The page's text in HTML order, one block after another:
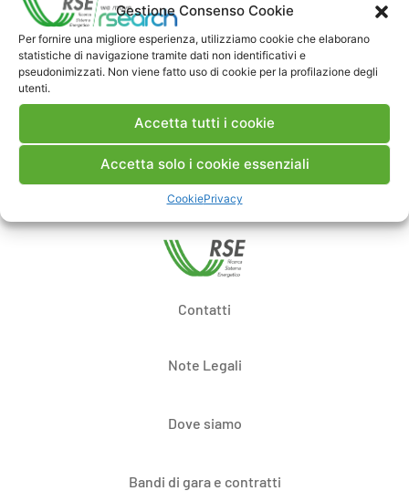
Gestione Consenso Cookie
Per fornire una migliore esperienza, utilizziamo cookie che elaborano
statistiche di navigazione tramite dati non identificativi e
pseudonimizzati. Non viene fatto uso di cookie per la profilazione degli
utenti.
Accetta tutti i cookie
Accetta solo i cookie essenziali
CookiePrivacy
Commenti
Contatti
Note Legali
Dove siamo
Bandi di gara e contratti